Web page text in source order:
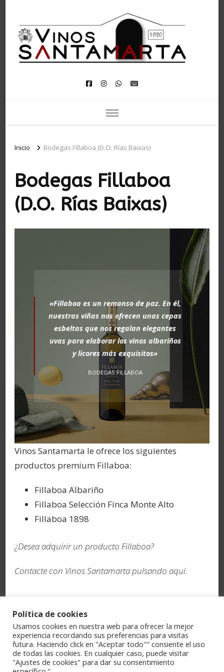
SANTAMARTA
Inicio Bodegas Fillaboa (D.O. Rías Baixas)
Bodegas Fillaboa
(D.O. Rías Baixas)
«Fillaboa es un remanso de paz. En él,
nuestras viñas nos ofrecen unas cepas
esbeltas que nos regalan elegantes
uvas para elaborar los vinos albariños
y licores más exquisitos»
BODEGAS FILLABOA
Vinos Santamarta le ofrece los siguientes
productos premium Fillaboa:
Fillaboa Albariño
Fillaboa Selección Finca Monte Alto
Fillaboa 1898
¿Desea adquirir un producto Fillaboa?
Contacte con Vinos Santamarta pulsando aquí.
© Copyright 2026VINOS SANTAMARTA. Todos los
derechos reservados. Hello Fashion | Desarrollado
porBlossom Themes.Funciona con
Política de cookies
Usamos cookies en nuestra web para ofrecer la mejor
experiencia recordando sus preferencias para visitas
futura. Haciendo click en "Aceptar todo"" consiente el uso
de todas las cookies. En cualquier caso, puede visitar
"Ajustes de cookies" para dar su consentimiento